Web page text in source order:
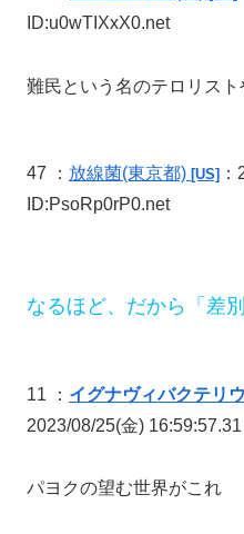
ID:u0wTIXxX0.net
難民という名のテロリス
47 ： 放線菌(東京都) [US]
ID:PsoRp0rP0.net
なるほど、だから「差
11 ： イグナヴィバクテリ
2023/08/25(金)
パヨクの望む世界がこれ